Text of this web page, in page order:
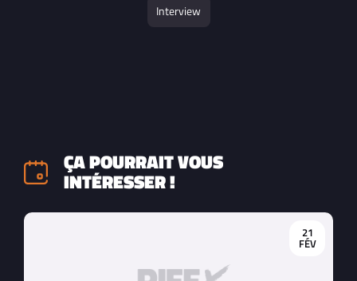
Interview
ÇA POURRAIT VOUS
INTÉRESSER !
21
FÉV